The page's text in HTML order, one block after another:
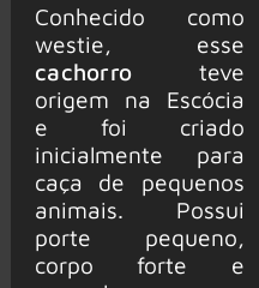
Conhecido como
westie, esse
cachorro teve
origem na Escócia
e foi criado
inicialmente para
caça de pequenos
animais. Possui
porte pequeno,
corpo forte e